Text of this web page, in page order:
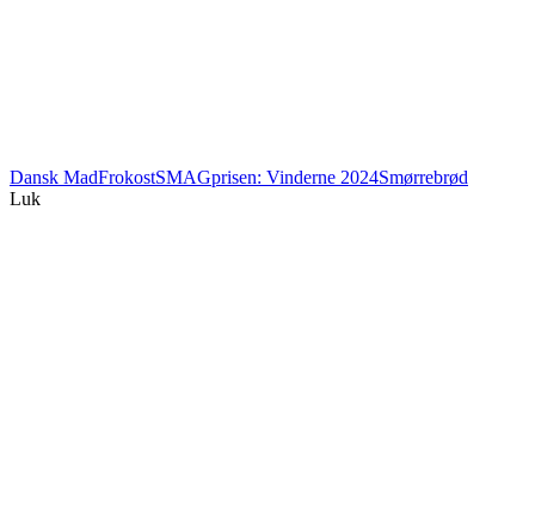
Dansk MadFrokostSMAGprisen: Vinderne 2024Smørrebrød
Luk